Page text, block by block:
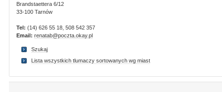
Brandstaettera 6/12
33-100 Tarnów
Tel: (14) 626 55 18, 508 542 357
Email: renatab@poczta.okay.pl
Szukaj
Lista wszystkich tlumaczy sortowanych wg miast